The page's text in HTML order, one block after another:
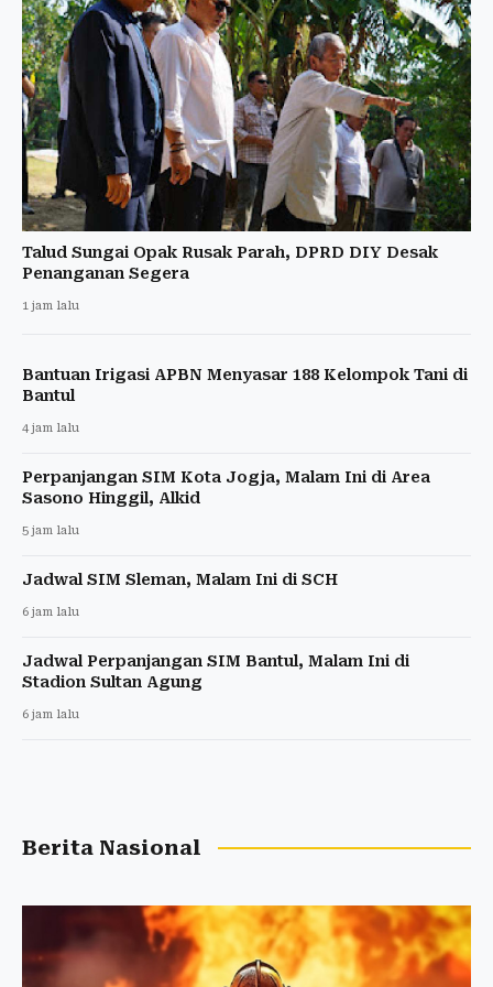
Talud Sungai Opak Rusak Parah, DPRD DIY Desak
Penanganan Segera
1 jam lalu
Bantuan Irigasi APBN Menyasar 188 Kelompok Tani di
Bantul
4 jam lalu
Perpanjangan SIM Kota Jogja, Malam Ini di Area
Sasono Hinggil, Alkid
5 jam lalu
Jadwal SIM Sleman, Malam Ini di SCH
6 jam lalu
Jadwal Perpanjangan SIM Bantul, Malam Ini di
Stadion Sultan Agung
6 jam lalu
Berita Nasional